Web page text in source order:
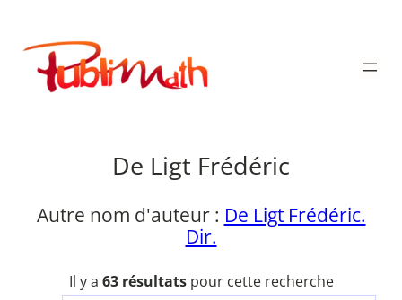
contenu
Publimath
De Ligt Frédéric
Autre nom d'auteur : De Ligt Frédéric.
Dir.
Il y a 63 résultatspour cette recherche